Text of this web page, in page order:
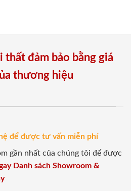
đảm bảo bằng giá
thương hiệu
để được tư vấn miễn phí
gần nhất của chúng tôi để được
Danh sách Showroom &